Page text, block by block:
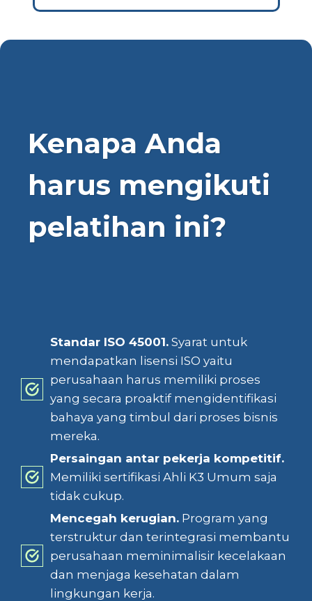
Kenapa Anda
harus mengikuti
pelatihan ini?
Standar ISO 45001. Syarat untuk
mendapatkan lisensi ISO yaitu
perusahaan harus memiliki proses
yang secara proaktif mengidentifikasi
bahaya yang timbul dari proses bisnis
mereka.
Persaingan antar pekerja kompetitif.
Memiliki sertifikasi Ahli K3 Umum saja
tidak cukup.
Mencegah kerugian. Program yang
terstruktur dan terintegrasi membantu
perusahaan meminimalisir kecelakaan
dan menjaga kesehatan dalam
lingkungan kerja.